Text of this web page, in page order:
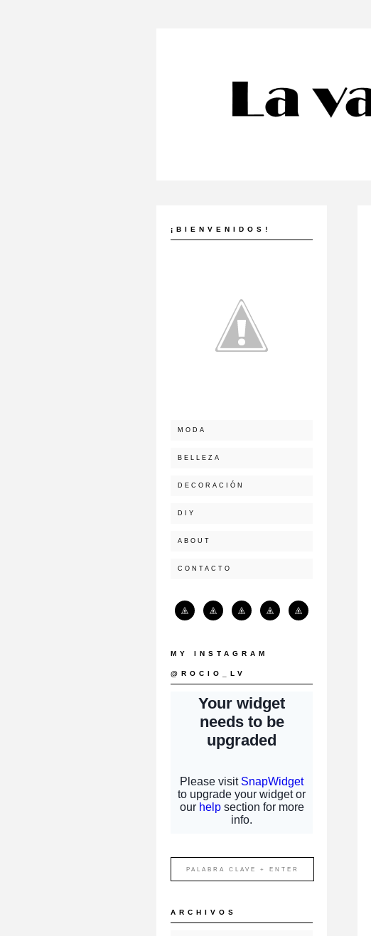
¡BIENVENIDOS!
MODA
BELLEZA
DECORACIÓN
DIY
ABOUT
CONTACTO
MY INSTAGRAM
@ROCIO_LV
ARCHIVOS